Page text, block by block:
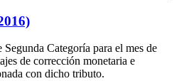
Categoría para el mes de
de corrección monetaria e
con dicho tributo.